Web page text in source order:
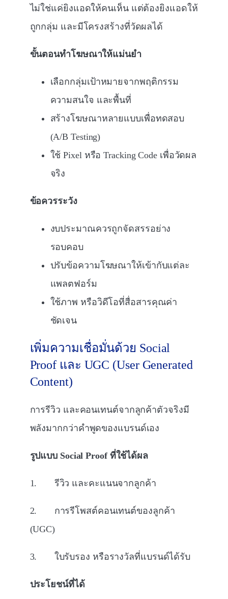
ไม่ใช่แค่ยิงแอดให้คนเห็น แต่ต้องยิงแอดให้
ถูกกลุ่ม และมีโครงสร้างที่วัดผลได้
ขั้นตอนทำโฆษณาให้แม่นยำ
เลือกกลุ่มเป้าหมายจากพฤติกรรม
ความสนใจ และพื้นที่
สร้างโฆษณาหลายแบบเพื่อทดสอบ
(A/B Testing)
ใช้ Pixel หรือ Tracking Code เพื่อวัดผล
จริง
ข้อควรระวัง
งบประมาณควรถูกจัดสรรอย่าง
รอบคอบ
ปรับข้อความโฆษณาให้เข้ากับแต่ละ
แพลตฟอร์ม
ใช้ภาพ หรือวิดีโอที่สื่อสารคุณค่า
ชัดเจน
เพิ่มความเชื่อมั่นด้วย Social
Proof และ UGC (User Generated
Content)
การรีวิว และคอนเทนต์จากลูกค้าตัวจริงมี
พลังมากกว่าคำพูดของแบรนด์เอง
รูปแบบ Social Proof ที่ใช้ได้ผล
1. รีวิว และคะแนนจากลูกค้า
2. การรีโพสต์คอนเทนต์ของลูกค้า
(UGC)
3. ใบรับรอง หรือรางวัลที่แบรนด์ได้รับ
ประโยชน์ที่ได้